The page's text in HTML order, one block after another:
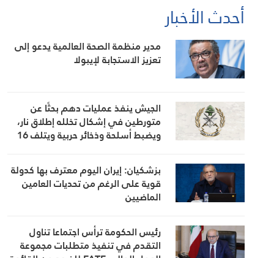
أحدث الأخبار
مدير منظمة الصحة العالمية يدعو إلى
تعزيز الاستجابة لإيبولا
الجيش ينفذ عمليات دهم بحثًا عن
متورطين في إشكال تخلله إطلاق نار،
ويضبط أسلحة وذخائر حربية ويتلف 16
بزشكيان: إيران اليوم معترف بها كدولة
قوية على الرغم من تحديات العامين
الماضيين
رئيس الحكومة ترأس اجتماعا تناول
التقدم في تنفيذ متطلبات مجموعة